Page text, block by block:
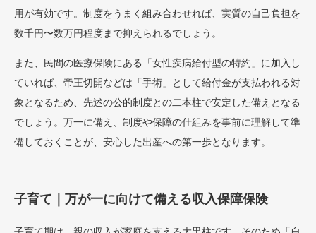
用が有効です。制度をうまく組み合わせれば、実質の自己負担を
数千円〜数万円程度まで抑えられるでしょう。
また、民間の医療保険にある「女性疾病給付型の特約」に加入し
ていれば、帝王切開などは「手術」として給付金が支払われる対
象となるため、先述の公的制度との二本柱で安定した備えとなる
でしょう。万一に備え、制度や保障の仕組みを事前に理解して準
備しておくことが、安心した出産への第一歩となります。
子育て｜万が一に向けて備える収入保障保険